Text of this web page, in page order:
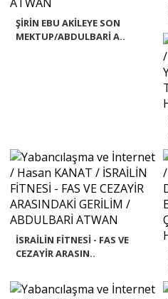
ŞİRİN EBU AKİLEYE SON
MEKTUP/ABDULBARİ A..
İSRAİLİN FİTNESİ - FAS VE
CEZAYİR ARASIN..